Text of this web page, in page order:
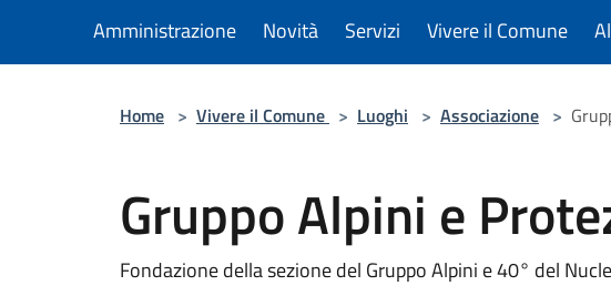
Amministrazione Novità Servizi Vivere il Comune
Home > Vivere il Comune > Luoghi > Associazione >
Gruppo Alpini e
Fondazione della sezione del Gruppo Alpini e 40° del